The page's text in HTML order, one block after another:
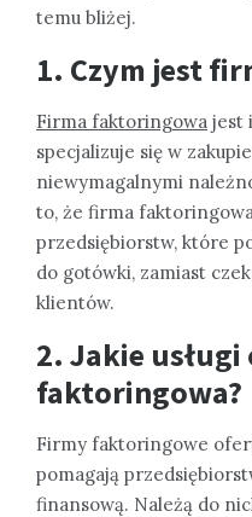
temu bliżej.
1. Czym jest
Firma faktoringowa jest
specjalizuje się w
niewymagalnymi
to, że firma
przedsiębiorstw, które
do gotówki, zamiast
klientów.
2. Jakie
faktoringowa?
Firmy faktoringowe
pomagają
finansową. Należą do